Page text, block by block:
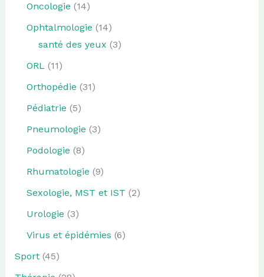
Oncologie (14)
Ophtalmologie (14)
santé des yeux (3)
ORL (11)
Orthopédie (31)
Pédiatrie (5)
Pneumologie (3)
Podologie (8)
Rhumatologie (9)
Sexologie, MST et IST (2)
Urologie (3)
Virus et épidémies (6)
Sport(45)